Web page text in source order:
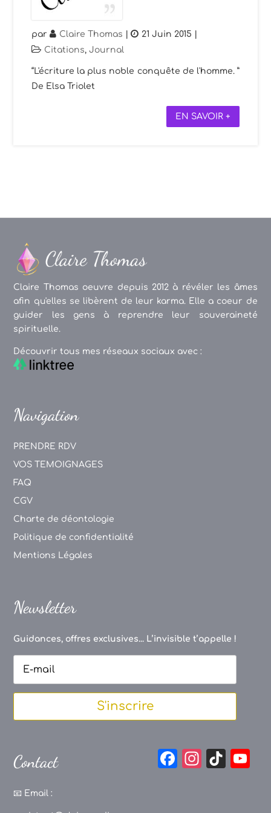
par Claire Thomas | 21 Juin 2015 |
Citations,Journal
“L'écriture la plus noble conquête de l'homme. ”
De Elsa Triolet
EN SAVOIR +
Claire Thomas oeuvre depuis 2012 à révéler les âmes
afin qu'elles se libèrent de leur karma. Elle a coeur de
guider les gens à reprendre leur souveraineté
spirituelle.
Découvrir tous mes réseaux sociaux avec :
Navigation
PRENDRE RDV
VOS TEMOIGNAGES
FAQ
CGV
Charte de déontologie
Politique de confidentialité
Mentions Légales
Newsletter
Guidances, offres exclusives... L’invisible t’appelle !
S'inscrire
Contact
📧 Email :
F
In Ti